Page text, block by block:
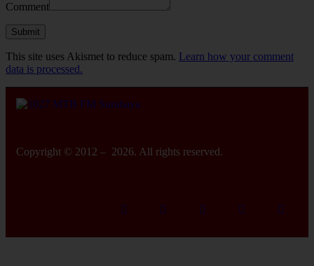
Comment
This site uses Akismet to reduce spam. Learn how your comment
data is processed.
Copyright © 2012 – 2026. All rights reserved.